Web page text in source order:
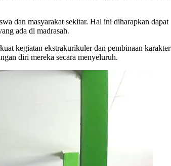
dan masyarakat sekitar. Hal ini diharapkan dapat
ada di madrasah.
kegiatan ekstrakurikuler dan pembinaan karakter
diri mereka secara menyeluruh.